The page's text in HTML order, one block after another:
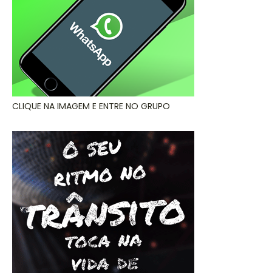
CLIQUE NA IMAGEM E ENTRE NO GRUPO